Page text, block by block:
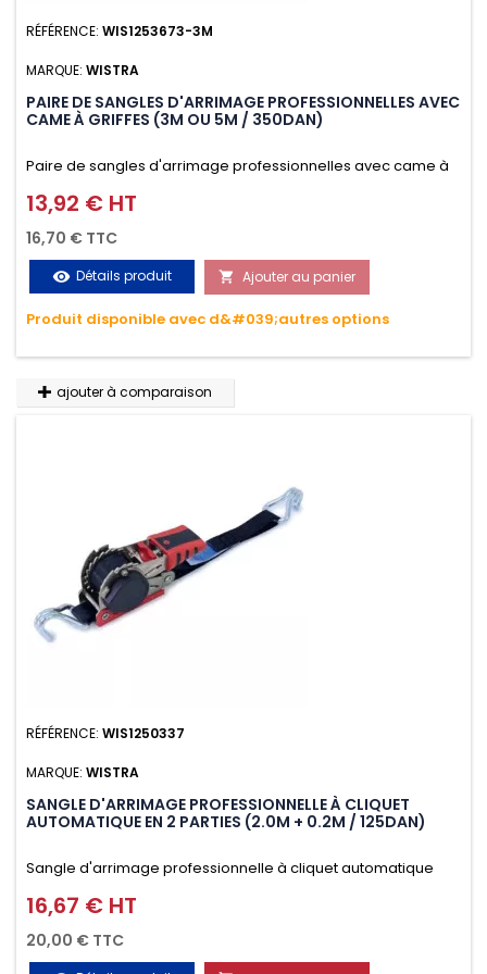
RÉFÉRENCE: WIS1253673-3M
MARQUE: WISTRA
PAIRE DE SANGLES D'ARRIMAGE PROFESSIONNELLES AVEC
CAME À GRIFFES (3M OU 5M / 350DAN)
Paire de sangles d'arrimage professionnelles avec came à
griffes (3M ou 5M / 350daN), simple et rapide d'utilisation.
Permet d'arrimer et de sécuriser vos chargements pendant
le transport. Matière polyester très résistante aux UV et aux
variations de températures, n'absorbe pas l'eau.
Prix
13,92 € HT
16,70 € TTC
visibility Détails produit  Ajouter au panier
Produit disponible avec d&#039;autres options
ajouter à comparaison
RÉFÉRENCE: WIS1250337
MARQUE: WISTRA
SANGLE D'ARRIMAGE PROFESSIONNELLE À CLIQUET
AUTOMATIQUE EN 2 PARTIES (2.0M + 0.2M / 125DAN)
Sangle d'arrimage professionnelle à cliquet automatique
avec crochet deux doigts soudés en J en 2 parties (2.0M +
0.2M / 125daN), simple et rapide d'utilisation. Permet
d'arrimer et de sécuriser vos chargements pendant le
Prix
16,67 € HT
20,00 € TTC